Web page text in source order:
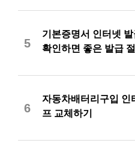
5
기본증명서 인터넷 발
확인하면 좋은 발급
6
자동차배터리구입 인
프 교체하기